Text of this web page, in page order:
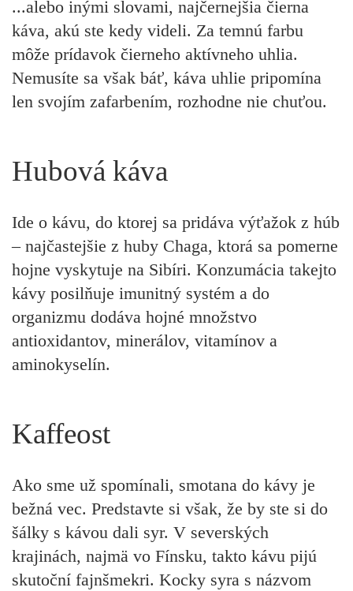
...alebo inými slovami, najčernejšia čierna
káva, akú ste kedy videli. Za temnú farbu
môže prídavok čierneho aktívneho uhlia.
Nemusíte sa však báť, káva uhlie pripomína
len svojím zafarbením, rozhodne nie chuťou.
Hubová káva
Ide o kávu, do ktorej sa pridáva výťažok z húb
– najčastejšie z huby Chaga, ktorá sa pomerne
hojne vyskytuje na Sibíri. Konzumácia takejto
kávy posilňuje imunitný systém a do
organizmu dodáva hojné množstvo
antioxidantov, minerálov, vitamínov a
aminokyselín.
Kaffeost
Ako sme už spomínali, smotana do kávy je
bežná vec. Predstavte si však, že by ste si do
šálky s kávou dali syr. V severských
krajinách, najmä vo Fínsku, takto kávu pijú
skutoční fajnšmekri. Kocky syra s názvom